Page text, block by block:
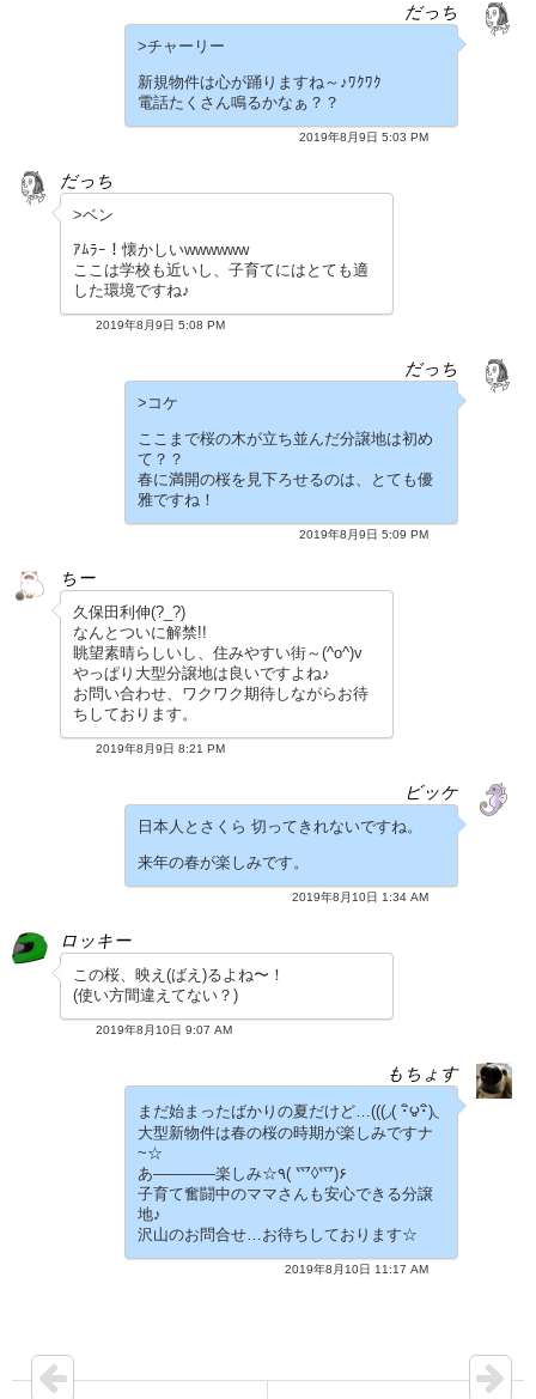
だっち
>チャーリー
新規物件は心が踊りますね～♪ﾜｸﾜｸ
電話たくさん鳴るかなぁ？？
2019年8月9日 5:03 PM
だっち
>ベン
ｱﾑﾗｰ！懐かしいwwwwww
ここは学校も近いし、子育てにはとても適
した環境ですね♪
2019年8月9日 5:08 PM
だっち
>コケ
ここまで桜の木が立ち並んだ分譲地は初め
て？？
春に満開の桜を見下ろせるのは、とても優
雅ですね！
2019年8月9日 5:09 PM
ちー
久保田利伸(?_?)
なんとついに解禁!!
眺望素晴らしいし、住みやすい街～(^o^)v
やっぱり大型分譲地は良いですよね♪
お問い合わせ、ワクワク期待しながらお待
ちしております。
2019年8月9日 8:21 PM
ビッケ
日本人とさくら 切ってきれないですね。
来年の春が楽しみです。
2019年8月10日 1:34 AM
ロッキー
この桜、映え(ばえ)るよね〜！
(使い方間違えてない？)
2019年8月10日 9:07 AM
もちょす
まだ始まったばかりの夏だけど…(((◞( ･ิ౪･ิ)◟
大型新物件は春の桜の時期が楽しみですナ
~☆
あ――――楽しみ☆٩( ⺤◊⺤)۶
子育て奮闘中のママさんも安心できる分譲
地♪
沢山のお問合せ…お待ちしております☆
2019年8月10日 11:17 AM